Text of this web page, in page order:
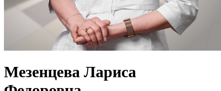
Мезенцева Лариса